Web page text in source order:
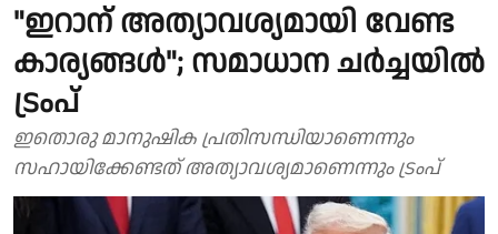
"ഇറാന് അത്യാവശ്യമായി വേണ്ട
കാര്യങ്ങള്‍"; സമാധാന ചര്‍ച്ചയില്‍
ട്രംപ്
ഇതൊരു മാനുഷിക പ്രതിസന്ധിയാണെന്നും
സഹായിക്കേണ്ടത് അത്യാവശ്യമാണെന്നും ട്രംപ്